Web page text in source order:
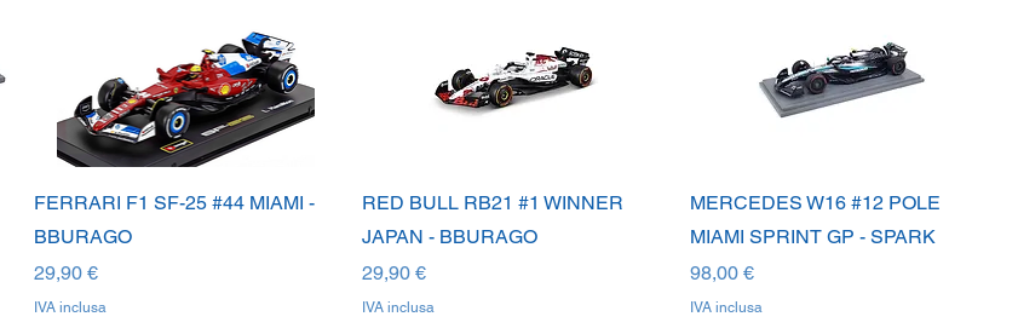
FERRARI F1 SF-25 #44 MIAMI -
BBURAGO
Prezzo
29,90 €
IVA inclusa
RED BULL RB21 #1 WINNER
JAPAN - BBURAGO
Prezzo
29,90 €
IVA inclusa
MERCEDES W16 #12 POLE
MIAMI SPRINT GP - SPARK
Prezzo
98,00 €
IVA inclusa